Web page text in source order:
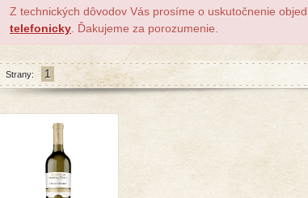
Z technických dôvodov Vás prosíme o uskutočnenie
telefonicky . Ďakujeme za porozumenie.
Strany: 1